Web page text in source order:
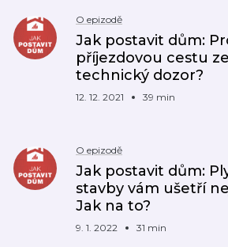
O epizodě
Jak postavit dům:
příjezdovou cestu
technický dozor?
12. 12. 2021 39 min
O epizodě
Jak postavit dům:
stavby vám ušetří
Jak na to?
9. 1. 2022 31 min